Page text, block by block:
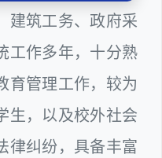
建筑工务、政府采
工作多年，十分熟
育管理工作，较为
生，以及校外社会
律纠纷，具备丰富